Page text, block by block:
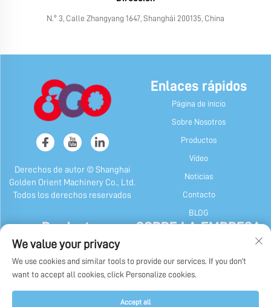
N.º 3, Calle Zhangyang 1647, Shanghái 200135, China
Derechos de autor © Shanghai
Golden Orient Machinery Co., Ltd.
Todos los derechos reservados
Enlaces rápidos
Página de inicio
Sobre Nosotros
Productos
Vídeo
Noticias
Contacto
BLOG
Productos
Máquina de Caramelos y Chicle
Máquina De Chocolate
Máquina de Envase de Caramelos,
SOBRE LA EMPRESA
Nuestra Historia
We value your privacy
We use cookies and similar tools to provide our services. If you don't
want to accept all cookies, click Personalize cookies.
Accept all